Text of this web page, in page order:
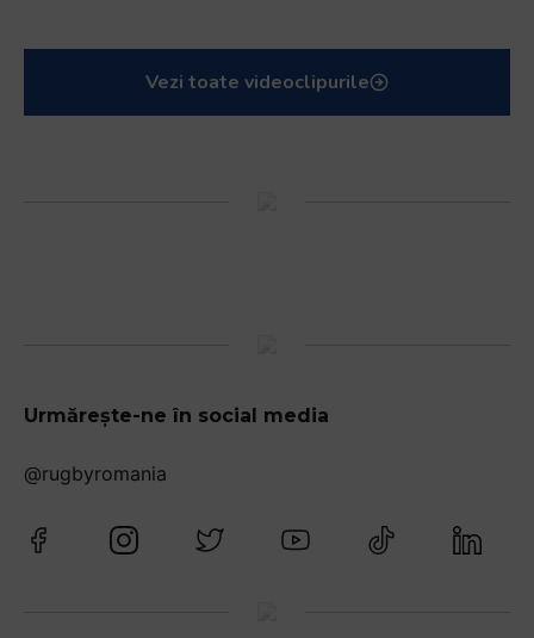
Vezi toate videoclipurile
Urmărește-ne în social media
@rugbyromania